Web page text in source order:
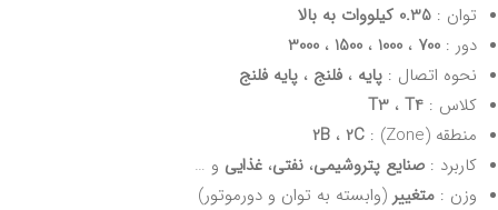
توان : 0.35 کیلووات به بالا
دور : 700 ، 1000 ، 1500 ، 3000
نحوه اتصال : پایه ، فلنج ، پایه فلنج
کلاس :
T3 ، T4
منطقه (Zone) :
2B ، 2C
کاربرد : صنایع پتروشیمی، نفتی، غذایی و …
وزن : متغییر (وابسته به توان و دورموتور)